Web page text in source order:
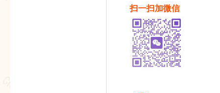
扫一扫加微信